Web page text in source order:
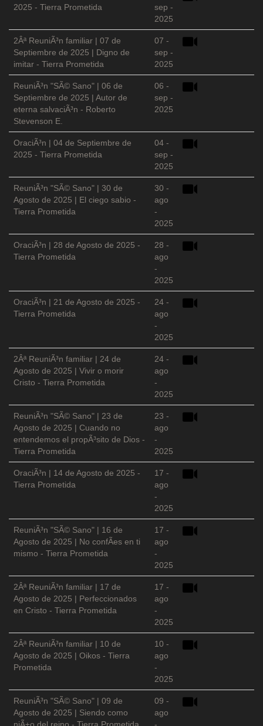
2025 - Tierra Prometida
sep -
2025
2Âª ReuniÃ³n familiar | 07 de
Septiembre de 2025 | Digno de
imitar - Tierra Prometida
07 -
sep -
2025
ReuniÃ³n "SÃ© Sano" | 06 de
Septiembre de 2025 | Autor de
eterna salvaciÃ³n - Roberto
Stevenson E.
06 -
sep -
2025
OraciÃ³n | 04 de Septiembre de
2025 - Tierra Prometida
04 -
sep -
2025
ReuniÃ³n "SÃ© Sano" | 30 de
Agosto de 2025 | El ciego sabio -
Tierra Prometida
30 -
ago
-
2025
OraciÃ³n | 28 de Agosto de 2025 -
Tierra Prometida
28 -
ago
-
2025
OraciÃ³n | 21 de Agosto de 2025 -
Tierra Prometida
24 -
ago
-
2025
2Âª ReuniÃ³n familiar | 24 de
Agosto de 2025 | Vivir o morir
Cristo - Tierra Prometida
24 -
ago
-
2025
ReuniÃ³n "SÃ© Sano" | 23 de
Agosto de 2025 | Cuando no
entendemos el propÃ³sito de Dios -
Tierra Prometida
23 -
ago
-
2025
OraciÃ³n | 14 de Agosto de 2025 -
Tierra Prometida
17 -
ago
-
2025
ReuniÃ³n "SÃ© Sano" | 16 de
Agosto de 2025 | No confÃ­es en ti
mismo - Tierra Prometida
17 -
ago
-
2025
2Âª ReuniÃ³n familiar | 17 de
Agosto de 2025 | Perfeccionados
en Cristo - Tierra Prometida
17 -
ago
-
2025
2Âª ReuniÃ³n familiar | 10 de
Agosto de 2025 | Oikos - Tierra
Prometida
10 -
ago
-
2025
ReuniÃ³n "SÃ© Sano" | 09 de
Agosto de 2025 | Siendo como
09 -
ago